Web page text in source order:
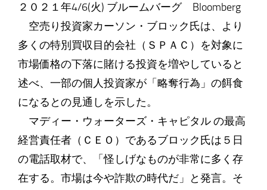
２０２１年4/6(火) ブルームバーグ Bloomberg
空売り投資家カーソン・ブロック氏は、より
多くの特別買収目的会社（ＳＰＡＣ）を対象に
市場価格の下落に賭ける投資を増やしていると
述べ、一部の個人投資家が「略奪行為」の餌食
になるとの見通しを示した。
マディー・ウォーターズ・キャピタル の最高
経営責任者（ＣＥＯ）であるブロック氏は５日
の電話取材で、「怪しげなものが非常に多く存
在する。市場は今や詐欺の時代だ」と発言。そ